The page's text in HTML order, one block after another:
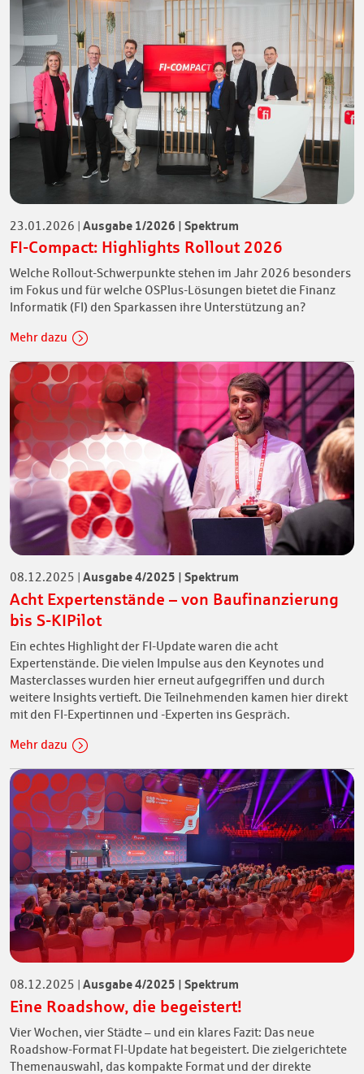
23.01.2026 | Ausgabe 1/2026 | Spektrum
FI-Compact: Highlights Rollout 2026
Welche Rollout-Schwerpunkte stehen im Jahr 2026 besonders
im Fokus und für welche OSPlus-Lösungen bietet die Finanz
Informatik (FI) den Sparkassen ihre Unterstützung an?
Mehr dazu
08.12.2025 | Ausgabe 4/2025 | Spektrum
Acht Expertenstände – von Baufinanzierung
bis S-KIPilot
Ein echtes Highlight der FI-Update waren die acht
Expertenstände. Die vielen Impulse aus den Keynotes und
Masterclasses wurden hier erneut aufgegriffen und durch
weitere Insights vertieft. Die Teilnehmenden kamen hier direkt
mit den FI-Expertinnen und -Experten ins Gespräch.
Mehr dazu
08.12.2025 | Ausgabe 4/2025 | Spektrum
Eine Roadshow, die begeistert!
Vier Wochen, vier Städte – und ein klares Fazit: Das neue
Roadshow-Format FI-Update hat begeistert. Die zielgerichtete
Themenauswahl, das kompakte Format und der direkte